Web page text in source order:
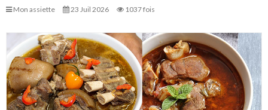
Mon assiette 23 Juil 2026 1037 fois